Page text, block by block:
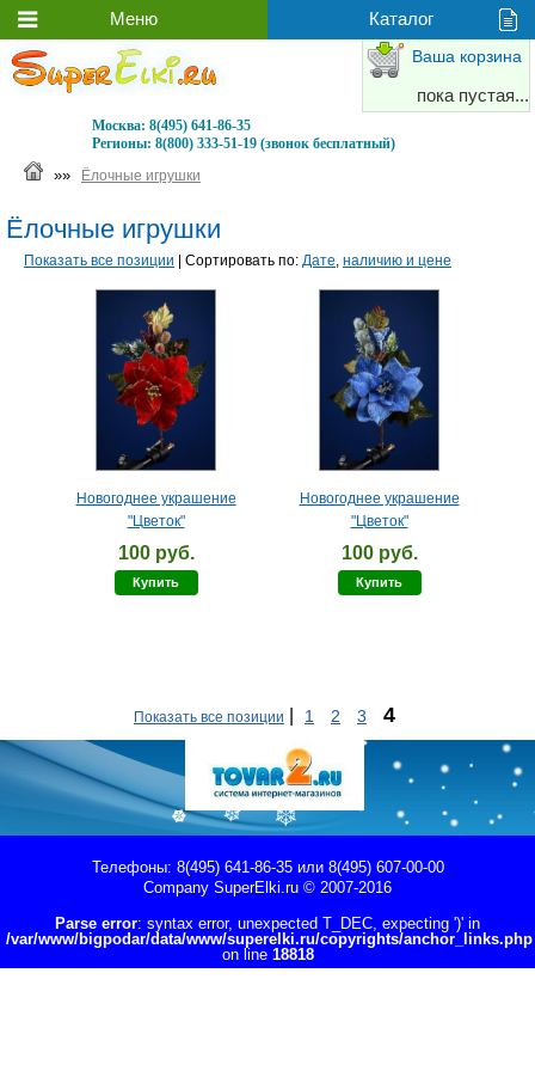
Москва: 8(495) 641-86-35
Регионы: 8(800) 333-51-19 (звонок бесплатный)
Ваша корзина
пока пустая...
»» Ёлочные игрушки
Ёлочные игрушки
Показать все позиции | Сортировать по: Дате, наличию и цене
Новогоднее украшение
"Цветок"
100 руб.
Купить
Новогоднее украшение
"Цветок"
100 руб.
Купить
Показать все позиции 1 2 3 4
Телефоны: 8(495) 641-86-35 или 8(495) 607-00-00
Company SuperElki.ru © 2007-2016
Parse error: syntax error, unexpected T_DEC, expecting ')' in
/var/www/bigpodar/data/www/superelki.ru/copyrights/anchor_links.php
on line 18818